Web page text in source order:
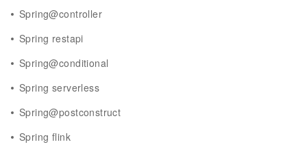
Spring@controller
Spring restapi
Spring@conditional
Spring serverless
Spring@postconstruct
Spring flink